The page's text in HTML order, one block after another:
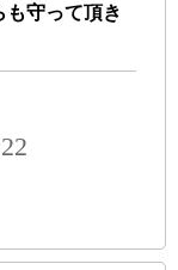
も守って頂き